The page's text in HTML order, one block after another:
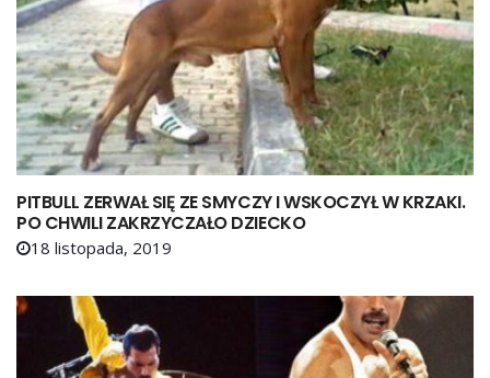
PITBULL ZERWAŁ SIĘ ZE SMYCZY I WSKOCZYŁ W KRZAKI.
PO CHWILI ZAKRZYCZAŁO DZIECKO
18 listopada, 2019